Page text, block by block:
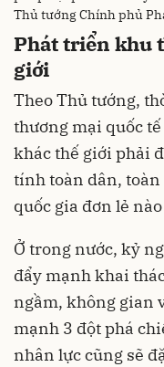
Thủ tướng Chính phủ
Phát triển khu
giới
Theo Thủ tướng,
thương mại quốc
khác thế giới phải
tính toàn dân,
quốc gia đơn lẻ
Ở trong nước, kỷ
đẩy mạnh khai
ngầm, không gian
mạnh 3 đột phá
nhân lực cũng sẽ